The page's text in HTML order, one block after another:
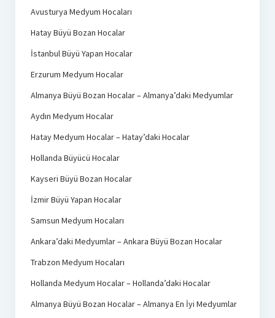
Avusturya Medyum Hocaları
Hatay Büyü Bozan Hocalar
İstanbul Büyü Yapan Hocalar
Erzurum Medyum Hocalar
Almanya Büyü Bozan Hocalar – Almanya’daki Medyumlar
Aydın Medyum Hocalar
Hatay Medyum Hocalar – Hatay’daki Hocalar
Hollanda Büyücü Hocalar
Kayseri Büyü Bozan Hocalar
İzmir Büyü Yapan Hocalar
Samsun Medyum Hocaları
Ankara’daki Medyumlar – Ankara Büyü Bozan Hocalar
Trabzon Medyum Hocaları
Hollanda Medyum Hocalar – Hollanda’daki Hocalar
Almanya Büyü Bozan Hocalar – Almanya En İyi Medyumlar